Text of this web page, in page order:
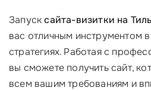
Запусксайта-визитки на
вас отличным инструментом
стратегиях. Работая с
вы сможете получить сайт,
всем вашим требованиям и